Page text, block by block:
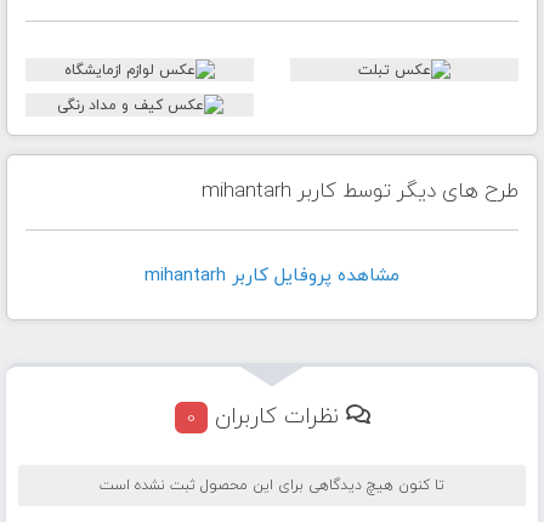
طرح های دیگر توسط کاربر mihantarh
مشاهده پروفايل کاربر mihantarh
نظرات کاربران 0
تا کنون هیچ دیدگاهی برای این محصول ثبت نشده است